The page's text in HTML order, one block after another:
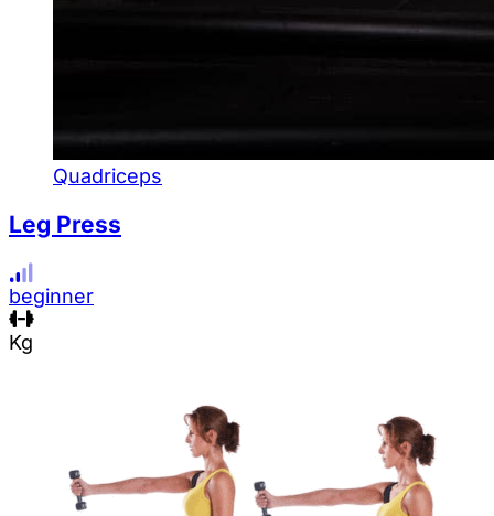
Quadriceps
Leg Press
beginner
Kg